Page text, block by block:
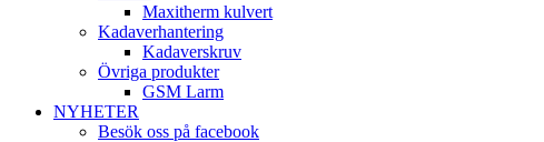
Maxitherm kulvert
Kadaverhantering
Kadaverskruv
Övriga produkter
GSM Larm
NYHETER
Besök oss på facebook